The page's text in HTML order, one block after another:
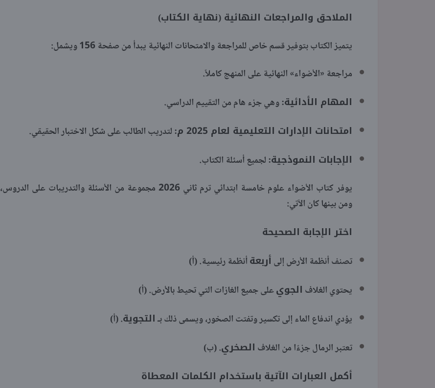
الملاحق والمراجعات النهائية (نهاية الكتاب)
يتميز الكتاب بتوفير قسم خاص للمراجعة والامتحانات النهائية يبدأ من صفحة 156 ويشمل:
مراجعة «الأضواء» النهائية على المنهج كاملاً.
المهام الأدائية:وهي جزء هام من التقييم الدراسي.
امتحانات الإدارات التعليمية لعام 2025 م: لتدريب الطالب على شكل الاختبار الحقيقي.
الإجابات النموذجية:لجميع أسئلة الكتاب.
يوفر كتاب الأضواء علوم خامسة ابتدائي ترم ثاني 2026 مجموعة من الأسئلة والتدريبات على الدروس،
ومن بينها كان الآتي:
اختر الإجابة الصحيحة
تصنف أنظمة الأرض إلىأربعةأنظمة رئيسية. (أ)
يحتوي الغلاف الجويعلى جميع الغازات التي تحيط بالأرض. (أ)
يؤدي اندفاع الماء إلى تكسير وتفتت الصخور، ويسمى ذلك بـالتجوية. (أ)
تعتبر الرمال جزءًا من الغلاف الصخري. (ب)
أكمل العبارات الآتية باستخدام الكلمات المعطاة